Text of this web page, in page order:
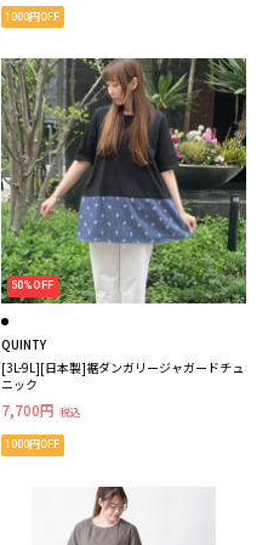
1000円OFF
50%OFF
QUINTY
[3L-9L][日本製]裾ダンガリージャガードチュ
ニック
7,700円 税込
1000円OFF